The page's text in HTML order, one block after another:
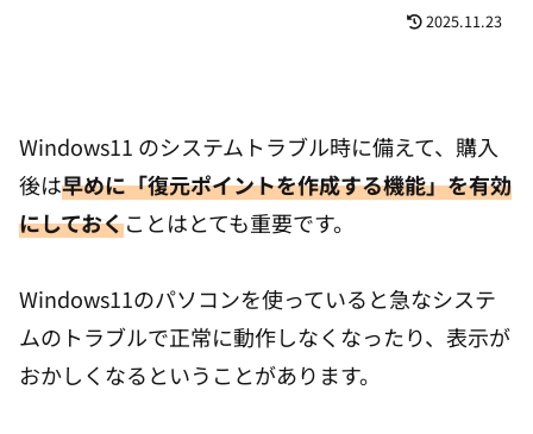
2025.11.23
Windows11 のシステムトラブル時に備えて、購入
後は早めに「復元ポイントを作成する機能」を有効
にしておくことはとても重要です。
Windows11のパソコンを使っていると急なシステ
ムのトラブルで正常に動作しなくなったり、表示が
おかしくなるということがあります。